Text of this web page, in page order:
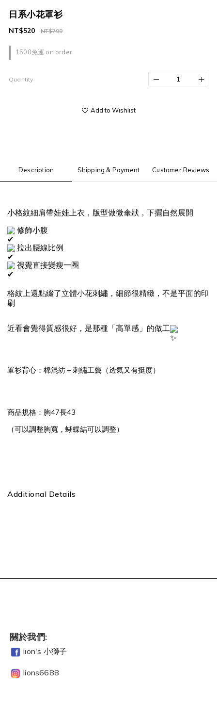
日系小花罩衫
1500免運 on order
NT$799
NT$520
Quantity
Add to Wishlist
Description Shipping & Payment Customer Reviews
小格紋細肩帶娃娃上衣，版型做微傘狀，下擺自然展開
修飾小腹
拉出腰線比例
視覺直接變瘦一圈
格紋上還點綴了立體小花刺繡，細節很精緻，不是平面的印
刷
近看會覺得質感很好，是那種「高單感」的做工
罩衫背心：棉混紡＋刺繡工藝（透氣又有挺度）
商品規格：胸47長43
（可以調整胸寬，蝴蝶結可以調整）
Additional Details
關於我們:
lion's 小獅子
lions6688